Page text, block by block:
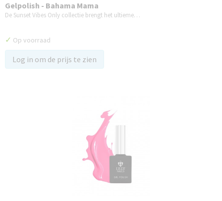
Gelpolish - Bahama Mama
De Sunset Vibes Only collectie brengt het ultieme…
✓ Op voorraad
Log in om de prijs te zien